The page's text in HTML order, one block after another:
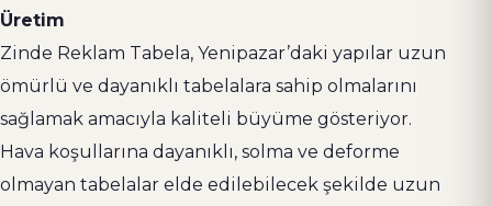
Üretim
Zinde Reklam Tabela, Yenipazar’daki yapılar uzun
ömürlü ve dayanıklı tabelalara sahip olmalarını
sağlamak amacıyla kaliteli büyüme gösteriyor.
Hava koşullarına dayanıklı, solma ve deforme
olmayan tabelalar elde edilebilecek şekilde uzun